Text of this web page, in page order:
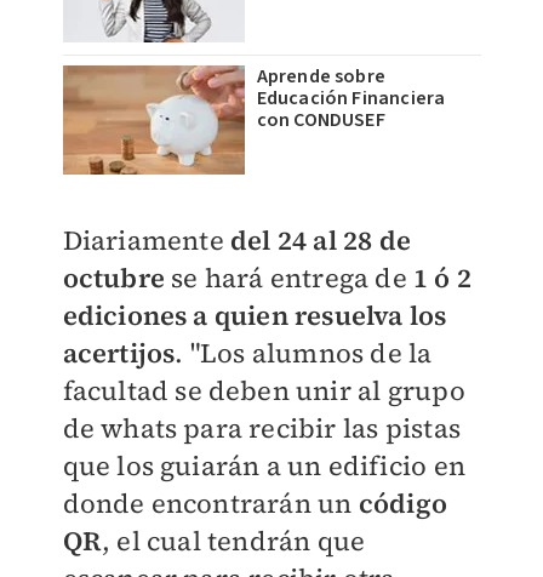
Aprende sobre
Educación Financiera
con CONDUSEF
Diariamente del 24 al 28 de
octubre se hará entrega de 1 ó 2
ediciones a quien resuelva los
acertijos. "Los alumnos de la
facultad se deben unir al grupo
de whats para recibir las pistas
que los guiarán a un edificio en
donde encontrarán un código
QR, el cual tendrán que